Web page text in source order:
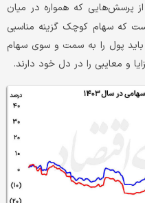
پرسش‌‌‌هایی که همواره در میان
که سهام کوچک گزینه مناسبی
پول را به سمت و سوی سهام
و معایبی را در دل خود دارند.